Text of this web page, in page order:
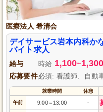
医療法人 希清会
デイサービス岩本内科か
バイト求人
給与 時給 1,100~1,300
応募要件必須: 看護師、自動
就業時間 休憩
午前 9:00～ 13:00 -